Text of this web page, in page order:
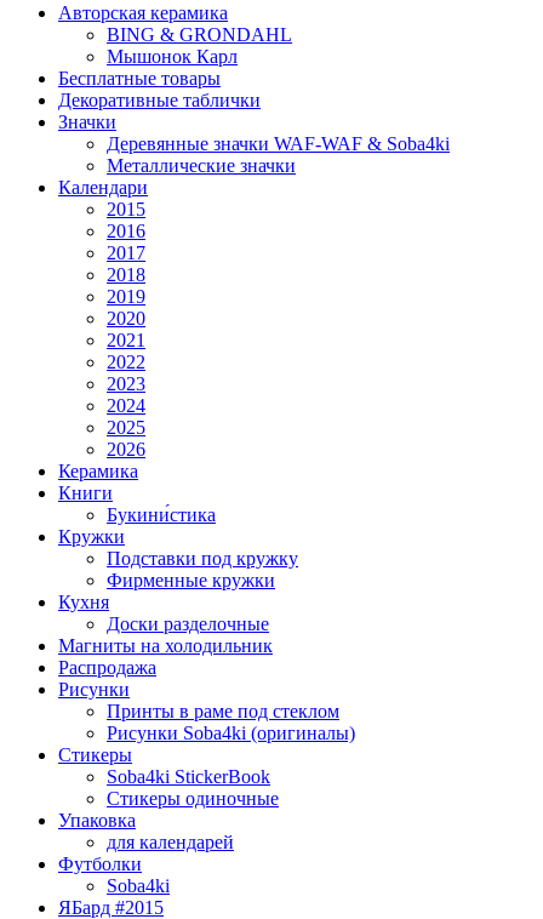
Авторская керамика
BING & GRONDAHL
Мышонок Карл
Бесплатные товары
Декоративные таблички
Значки
Деревянные значки WAF-WAF & Soba4ki
Металлические значки
Календари
2015
2016
2017
2018
2019
2020
2021
2022
2023
2024
2025
2026
Керамика
Книги
Букини́стика
Кружки
Подставки под кружку
Фирменные кружки
Кухня
Доски разделочные
Магниты на холодильник
Распродажа
Рисунки
Принты в раме под стеклом
Рисунки Soba4ki (оригиналы)
Стикеры
Soba4ki StickerBook
Стикеры одиночные
Упаковка
для календарей
Футболки
Soba4ki
ЯБард #2015